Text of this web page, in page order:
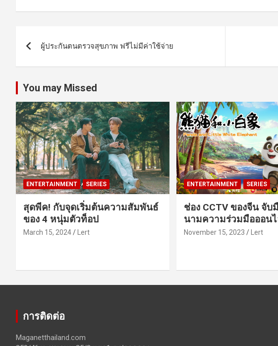
navigation
ผู้ประกันตนตรวจสุขภาพ ฟรีไม่มีค่าใช้จ่าย
You may Missed
ENTERTAINMENT SERIES
สุดพีค! กับจุดเริ่มต้นความสัมพันธ์
ของ 4 หนุ่มตัวท็อป
March 15, 2024 Lert
ENTERTAINMENT SERIES
ช่อง CCTV ของจีน จับ
นามความร่วมมือออน
November 15, 2023 Lert
การติดต่อ
Maganetthailand.com